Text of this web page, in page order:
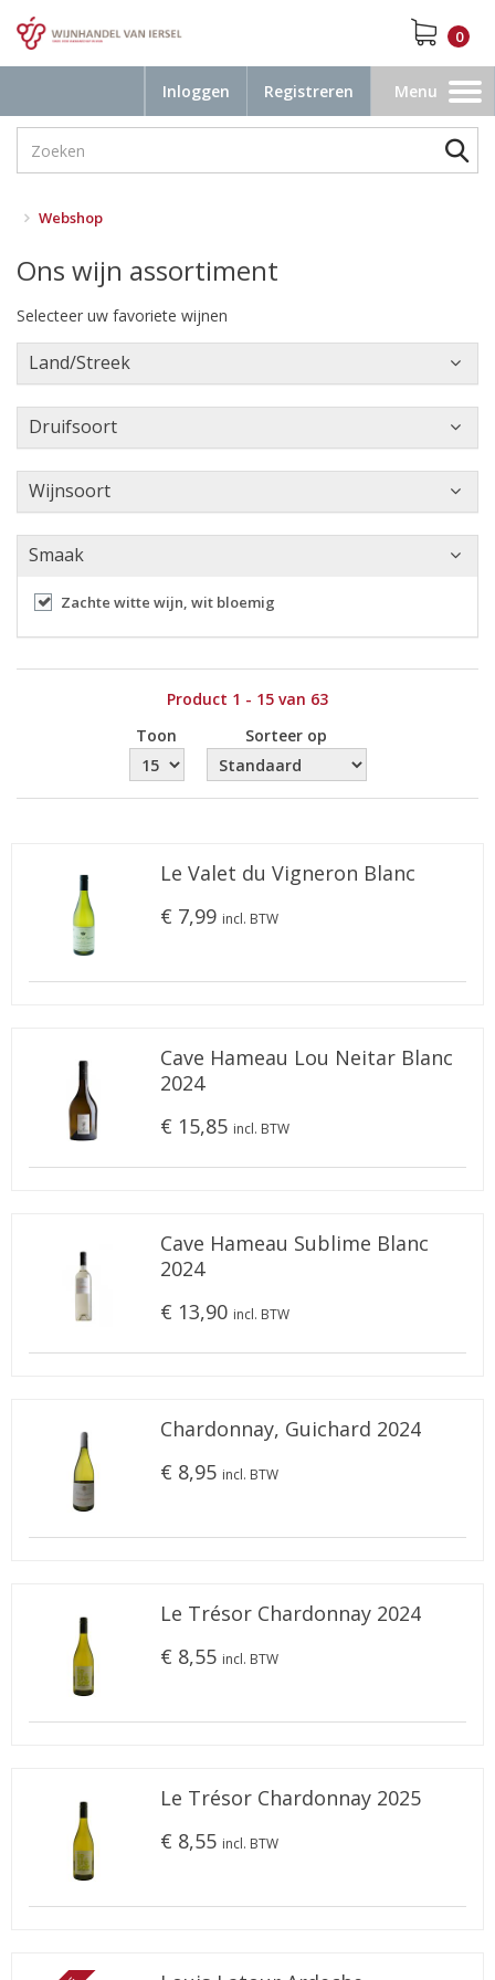
0
Inloggen Registreren
Toggle
navigation
Menu
Webshop
Ons wijn assortiment
Selecteer uw favoriete wijnen
Land/Streek
Druifsoort
Wijnsoort
Smaak
Zachte witte wijn, wit bloemig
Product 1 - 15 van 63
Toon
Sorteer op
Le Valet du Vigneron Blanc
€ 7,99 incl. BTW
Cave Hameau Lou Neitar Blanc
2024
€ 15,85 incl. BTW
Cave Hameau Sublime Blanc
2024
€ 13,90 incl. BTW
Chardonnay, Guichard 2024
€ 8,95 incl. BTW
Le Trésor Chardonnay 2024
€ 8,55 incl. BTW
Le Trésor Chardonnay 2025
€ 8,55 incl. BTW